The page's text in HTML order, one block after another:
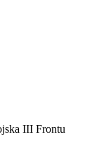
III Frontu